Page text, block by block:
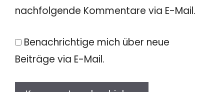
nachfolgende Kommentare via E-Mail.
Benachrichtige mich über neue
Beiträge via E-Mail.